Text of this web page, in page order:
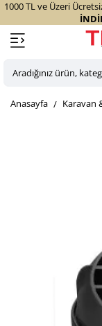
1000 TL ve Üzeri
Aradığınız
kategori
homeKaravan